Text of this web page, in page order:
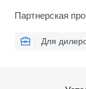
Партнерская
Для